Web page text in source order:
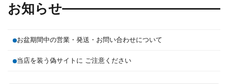
お知らせ
お盆期間中の営業・発送・お問い合わせについて
当店を装う偽サイトに ご注意ください